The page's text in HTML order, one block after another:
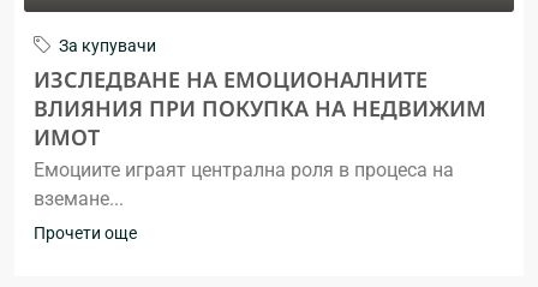
За купувачи
ИЗСЛЕДВАНЕ НА ЕМОЦИОНАЛНИТЕ
ВЛИЯНИЯ ПРИ ПОКУПКА НА НЕДВИЖИМ
ИМОТ
Емоциите играят централна роля в процеса на
вземане...
Прочети още